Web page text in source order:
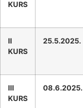
KURS
II
KURS
25.5.2025.
III
KURS
08.6.2025.